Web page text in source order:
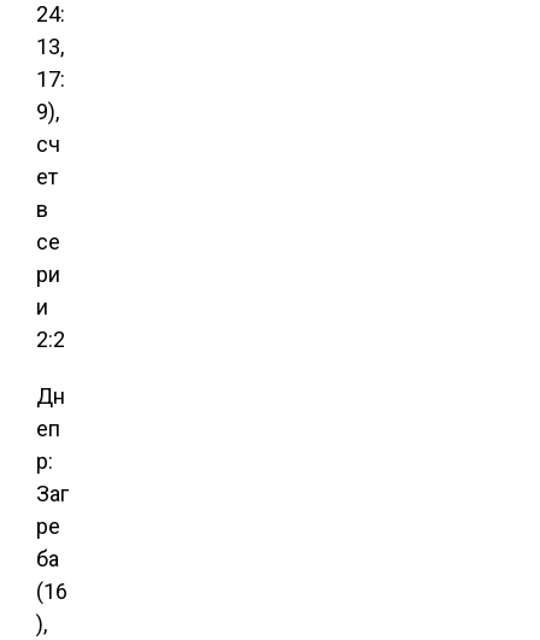
24:
13,
17:
9),
сч
ет
в
се
ри
и
2:2
Дн
еп
р:
Заг
ре
ба
(16
),